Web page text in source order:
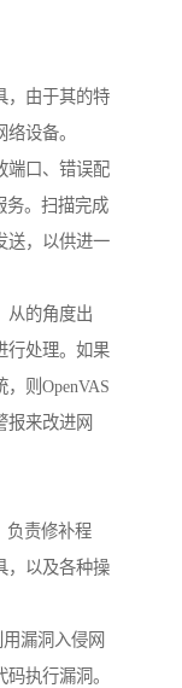
，由于其的特
设备。
端口、错误配
务。扫描完成
送，以供进一
从的角度出
行处理。如果
则OpenVAS
报来改进网
负责修补程
，以及各种操
漏洞入侵网
执行漏洞。